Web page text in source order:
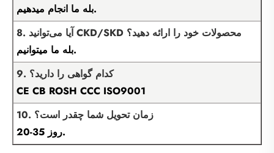
بله ما انجام میدهیم.
8. آیا می‌توانید CKD/SKD محصولات خود را ارائه دهید؟
بله ما میتوانیم.
9. کدام گواهی را دارید؟
CE CB ROSH CCC ISO9001
10. زمان تحویل شما چقدر است؟
20-35 روز.